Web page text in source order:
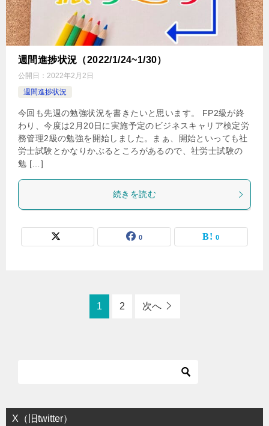
週間進捗状況（2022/1/24~1/30）
公開日： 2022年2月2日
週間進捗状況
今回も先週の勉強状況を書きたいと思います。 FP2級が終
わり、今度は2月20日に実施予定のビジネスキャリア検定労
務管理2級の勉強を開始しました。まぁ、開始といっても社
労士試験とかなりかぶるところがあるので、社労士試験の
勉 […]
続きを読む
0 0
1 2 次へ
X（旧twitter）